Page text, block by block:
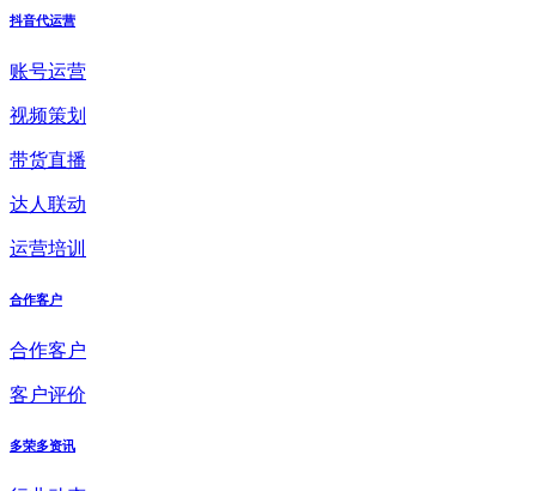
抖音代运营
账号运营
视频策划
带货直播
达人联动
运营培训
合作客户
合作客户
客户评价
多荣多资讯